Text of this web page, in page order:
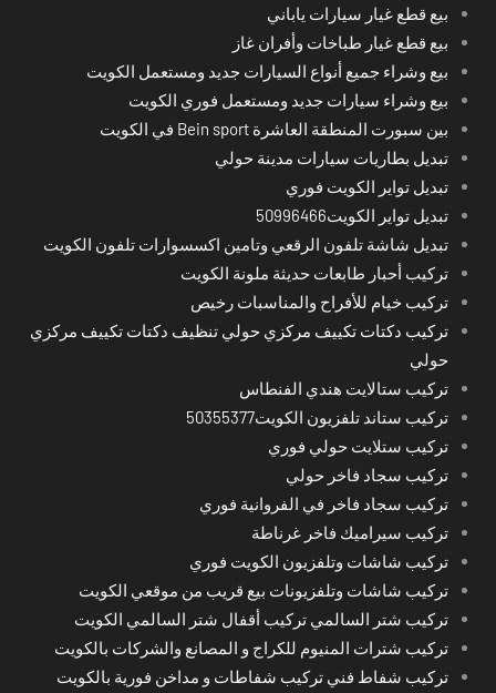
بيع قطع غيار سيارات ياباني
بيع قطع غيار طباخات وأفران غاز
بيع وشراء جميع أنواع السيارات جديد ومستعمل الكويت
بيع وشراء سيارات جديد ومستعمل فوري الكويت
بين سبورت المنطقة العاشرة Bein sport في الكويت
تبديل بطاريات سيارات مدينة حولي
تبديل تواير الكويت فوري
تبديل تواير الكويت50996466
تبديل شاشة تلفون الرقعي وتامين اكسسوارات تلفون الكويت
تركيب أحبار طابعات حديثة ملونة الكويت
تركيب خيام للأفراح والمناسبات رخيص
تركيب دكتات تكييف مركزي حولي تنظيف دكتات تكييف مركزي
حولي
تركيب ستالايت هندي الفنطاس
تركيب ستاند تلفزيون الكويت50355377
تركيب ستلايت حولي فوري
تركيب سجاد فاخر حولي
تركيب سجاد فاخر في الفروانية فوري
تركيب سيراميك فاخر غرناطة
تركيب شاشات وتلفزيون الكويت فوري
تركيب شاشات وتلفزيونات بيع قريب من موقعي الكويت
تركيب شتر السالمي تركيب أقفال شتر السالمي الكويت
تركيب شترات المنيوم للكراج و المصانع والشركات بالكويت
تركيب شفاط فني تركيب شفاطات و مداخن فورية بالكويت